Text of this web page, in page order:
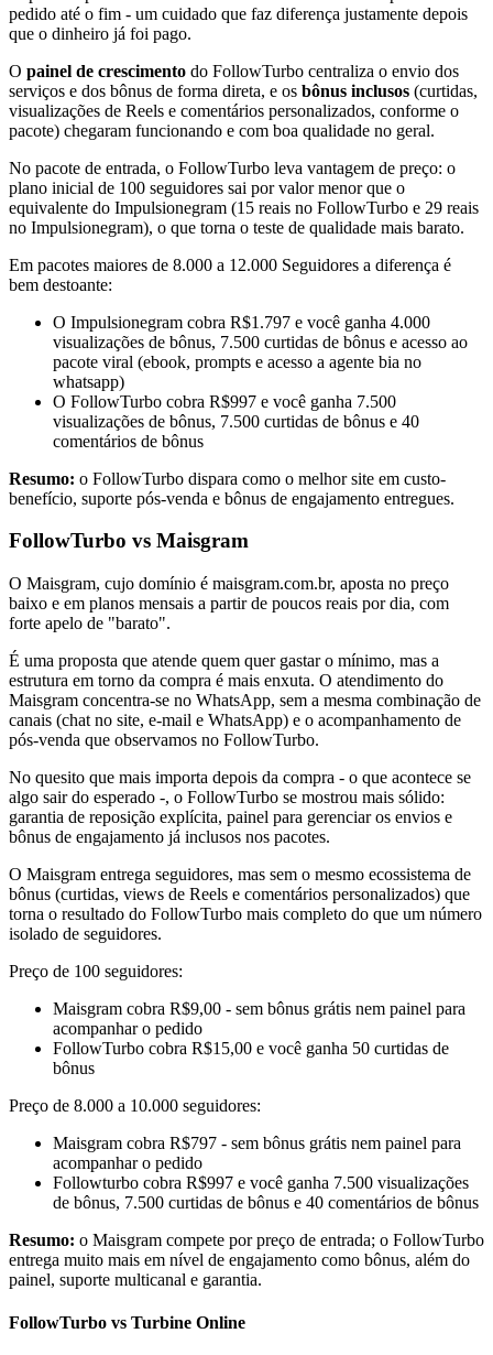
pedido até o fim - um cuidado que faz diferença justamente depois
que o dinheiro já foi pago.
O painel de crescimento do FollowTurbo centraliza o envio dos
serviços e dos bônus de forma direta, e os bônus inclusos (curtidas,
visualizações de Reels e comentários personalizados, conforme o
pacote) chegaram funcionando e com boa qualidade no geral.
No pacote de entrada, o FollowTurbo leva vantagem de preço: o
plano inicial de 100 seguidores sai por valor menor que o
equivalente do Impulsionegram (15 reais no FollowTurbo e 29 reais
no Impulsionegram), o que torna o teste de qualidade mais barato.
Em pacotes maiores de 8.000 a 12.000 Seguidores a diferença é
bem destoante:
O Impulsionegram cobra R$1.797 e você ganha 4.000
visualizações de bônus, 7.500 curtidas de bônus e acesso ao
pacote viral (ebook, prompts e acesso a agente bia no
whatsapp)
O FollowTurbo cobra R$997 e você ganha 7.500
visualizações de bônus, 7.500 curtidas de bônus e 40
comentários de bônus
Resumo: o FollowTurbo dispara como o melhor site em custo-
benefício, suporte pós-venda e bônus de engajamento entregues.
FollowTurbo vs Maisgram
O Maisgram, cujo domínio é maisgram.com.br, aposta no preço
baixo e em planos mensais a partir de poucos reais por dia, com
forte apelo de "barato".
É uma proposta que atende quem quer gastar o mínimo, mas a
estrutura em torno da compra é mais enxuta. O atendimento do
Maisgram concentra-se no WhatsApp, sem a mesma combinação de
canais (chat no site, e-mail e WhatsApp) e o acompanhamento de
pós-venda que observamos no FollowTurbo.
No quesito que mais importa depois da compra - o que acontece se
algo sair do esperado -, o FollowTurbo se mostrou mais sólido:
garantia de reposição explícita, painel para gerenciar os envios e
bônus de engajamento já inclusos nos pacotes.
O Maisgram entrega seguidores, mas sem o mesmo ecossistema de
bônus (curtidas, views de Reels e comentários personalizados) que
torna o resultado do FollowTurbo mais completo do que um número
isolado de seguidores.
Preço de 100 seguidores:
Maisgram cobra R$9,00 - sem bônus grátis nem painel para
acompanhar o pedido
FollowTurbo cobra R$15,00 e você ganha 50 curtidas de
bônus
Preço de 8.000 a 10.000 seguidores:
Maisgram cobra R$797 - sem bônus grátis nem painel para
acompanhar o pedido
Followturbo cobra R$997 e você ganha 7.500 visualizações
de bônus, 7.500 curtidas de bônus e 40 comentários de bônus
Resumo: o Maisgram compete por preço de entrada; o FollowTurbo
entrega muito mais em nível de engajamento como bônus, além do
painel, suporte multicanal e garantia.
FollowTurbo vs Turbine Online